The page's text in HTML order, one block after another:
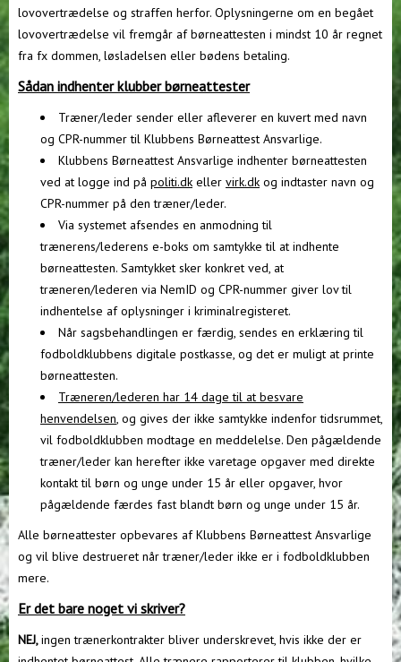
lovovertrædelse og straffen herfor. Oplysningerne om en begået
lovovertrædelse vil fremgår af børneattesten i mindst 10 år regnet
fra fx dommen, løsladelsen eller bødens betaling.
Sådan indhenter klubber børneattester
Træner/leder sender eller afleverer en kuvert med navn
og CPR-nummer til Klubbens Børneattest Ansvarlige.
Klubbens Børneattest Ansvarlige indhenter børneattesten
ved at logge ind på politi.dk eller virk.dk og indtaster navn og
CPR-nummer på den træner/leder.
Via systemet afsendes en anmodning til
trænerens/lederens e-boks om samtykke til at indhente
børneattesten. Samtykket sker konkret ved, at
træneren/lederen via NemID og CPR-nummer giver lov til
indhentelse af oplysninger i kriminalregisteret.
Når sagsbehandlingen er færdig, sendes en erklæring til
fodboldklubbens digitale postkasse, og det er muligt at printe
børneattesten.
Træneren/lederen har 14 dage til at besvare
henvendelsen, og gives der ikke samtykke indenfor tidsrummet,
vil fodboldklubben modtage en meddelelse. Den pågældende
træner/leder kan herefter ikke varetage opgaver med direkte
kontakt til børn og unge under 15 år eller opgaver, hvor
pågældende færdes fast blandt børn og unge under 15 år.
Alle børneattester opbevares af Klubbens Børneattest Ansvarlige
og vil blive destrueret når træner/leder ikke er i fodboldklubben
mere.
Er det bare noget vi skriver?
NEJ,ingen trænerkontrakter bliver underskrevet, hvis ikke der er